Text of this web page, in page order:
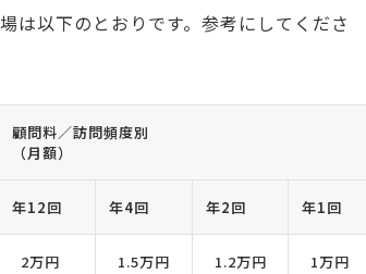
は以下のとおりです。参考にしてくださ
顧問料／訪問頻度別
（月額）
年12回 年4回 年2回 年1回
2万円 1.5万円 1.2万円 1万円